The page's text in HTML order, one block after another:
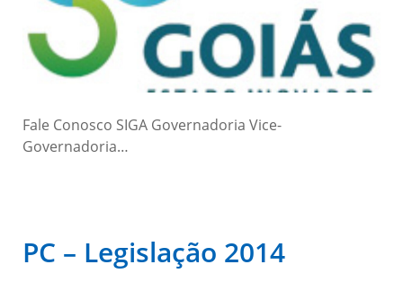
Fale Conosco SIGA Governadoria Vice-
Governadoria…
PC – Legislação 2014